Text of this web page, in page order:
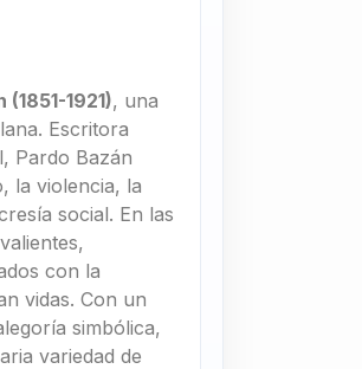
1921), una
Escritora
Pardo Bazán
la violencia, la
social. En las
con la
vidas. Con un
simbólica,
variedad de